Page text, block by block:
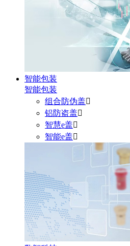
智能包装
智能包装
组合防伪盖
铝防盗盖
智慧e盖
智能e盖